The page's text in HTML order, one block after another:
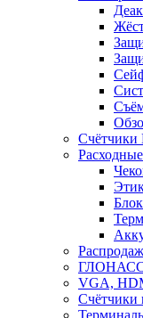
Счётчики
ГЛОНАСС/
VGA,
Счётчики